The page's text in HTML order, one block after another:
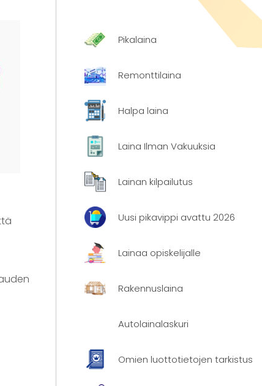
Pikalaina
Remonttilaina
Halpa laina
Laina Ilman Vakuuksia
Lainan kilpailutus
Uusi pikavippi avattu 2026
Lainaa opiskelijalle
Rakennuslaina
Autolainalaskuri
Omien luottotietojen tarkistus